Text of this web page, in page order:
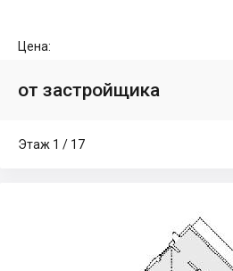
Цена:
от застройщика
Этаж 1 / 17